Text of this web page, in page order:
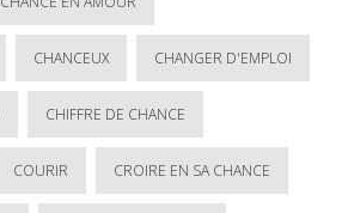
CHANCEUX CHANGER D'EMPLOI
CHIFFRE DE CHANCE
COURIR CROIRE EN SA CHANCE